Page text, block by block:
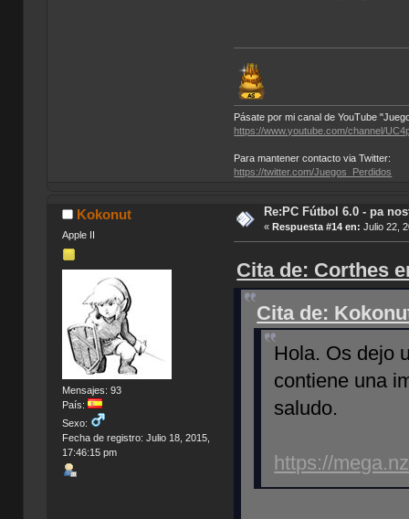
Pásate por mi canal de YouTube
https://www.youtube.com/channel/
Para mantener contacto via Twitter:
https://twitter.com/Juegos_Perdidos
Kokonut
Apple II
Mensajes: 93
País:
Sexo:
Fecha de registro: Julio 18, 2015,
17:46:15 pm
Re:PC Fútbol 6.0 - pa
« Respuesta #14 en: Julio 22,
Cita de: Corthes
Cita de:
Hola. Os dejo
contiene una
saludo.
https://